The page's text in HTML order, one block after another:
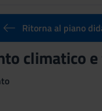
Ritorna al piano
climatico